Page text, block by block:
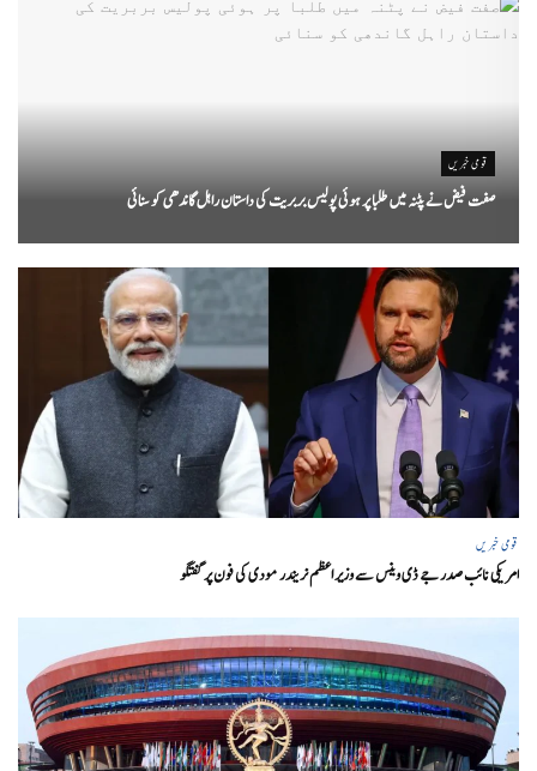
قومی خبریں
صفت فیض نے پٹنہ میں طلبا پر ہوئی پولیس بربریت کی داستان راہل گاندھی کو سنائی
قومی خبریں
امریکی نائب صدر جے ڈی وینس سے وزیر اعظم نریندر مودی کی فون پر گفتگو